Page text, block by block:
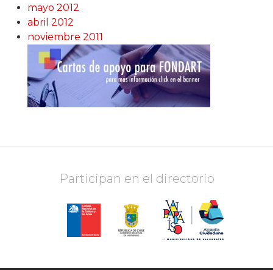
mayo 2012
abril 2012
noviembre 2011
Participan en el directorio